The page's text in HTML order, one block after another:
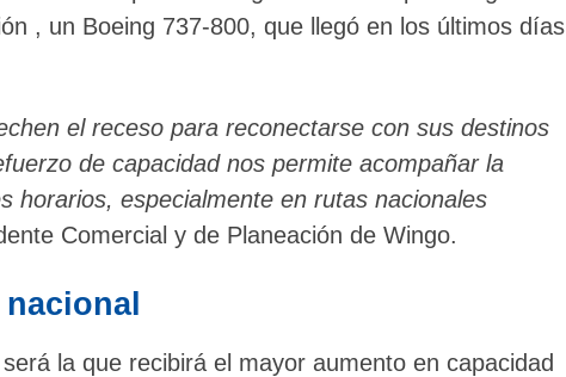
, un Boeing 737-800, que llegó en los últimos días
el receso para reconectarse con sus destinos
de capacidad nos permite acompañar la
horarios, especialmente en rutas nacionales
Comercial y de Planeación de Wingo.
la que recibirá el mayor aumento en capacidad